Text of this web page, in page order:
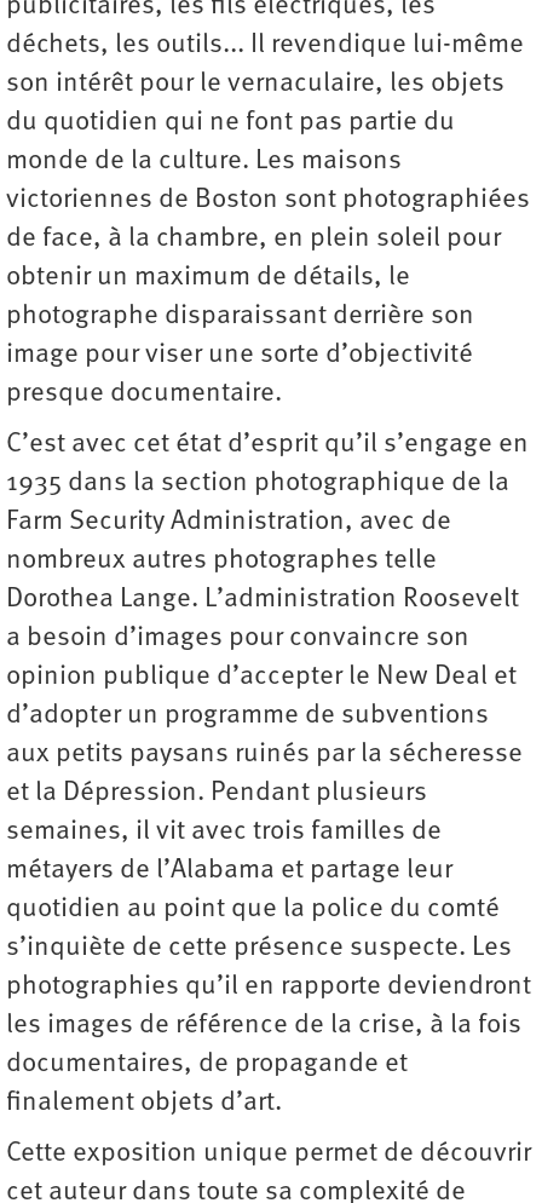
publicitaires, les fils électriques, les
déchets, les outils... Il revendique lui-même
son intérêt pour le vernaculaire, les objets
du quotidien qui ne font pas partie du
monde de la culture. Les maisons
victoriennes de Boston sont photographiées
de face, à la chambre, en plein soleil pour
obtenir un maximum de détails, le
photographe disparaissant derrière son
image pour viser une sorte d’objectivité
presque documentaire.
C’est avec cet état d’esprit qu’il s’engage en
1935 dans la section photographique de la
Farm Security Administration, avec de
nombreux autres photographes telle
Dorothea Lange. L’administration Roosevelt
a besoin d’images pour convaincre son
opinion publique d’accepter le New Deal et
d’adopter un programme de subventions
aux petits paysans ruinés par la sécheresse
et la Dépression. Pendant plusieurs
semaines, il vit avec trois familles de
métayers de l’Alabama et partage leur
quotidien au point que la police du comté
s’inquiète de cette présence suspecte. Les
photographies qu’il en rapporte deviendront
les images de référence de la crise, à la fois
documentaires, de propagande et
finalement objets d’art.
Cette exposition unique permet de découvrir
cet auteur dans toute sa complexité de